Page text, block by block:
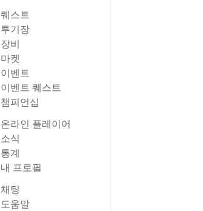
퀘스트
투기장
장비
마켓
이벤트
이벤트 퀘스트
챔피언십
온라인 플레이어
소식
통계
내 프로필
채팅
도움말